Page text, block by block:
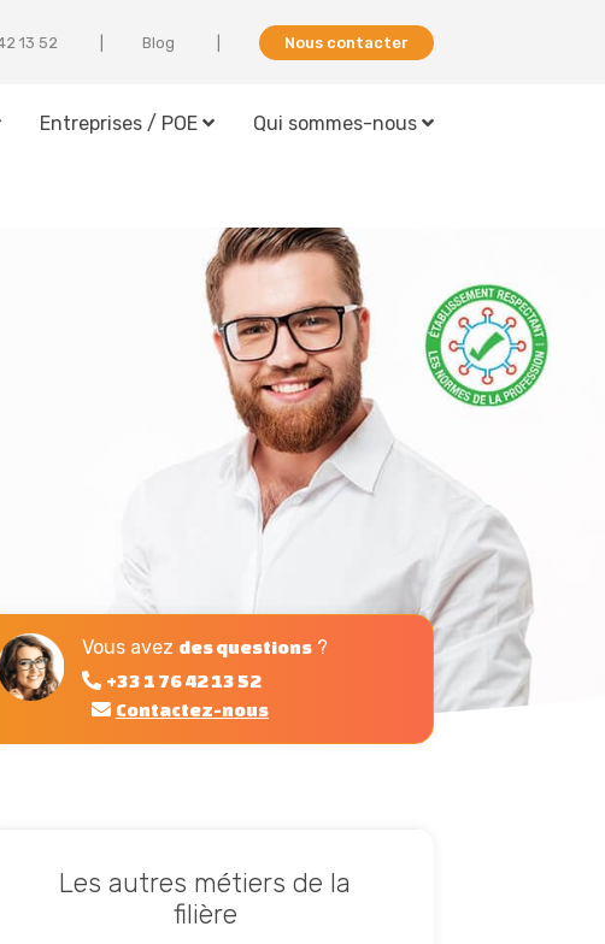
Entreprises / POE Qui sommes-nous
67 10 Blog Nous contacter
Vous avez des questions?
+33 1 76 42 13 52
Contactez-nous
Les autres métiers de la
filière